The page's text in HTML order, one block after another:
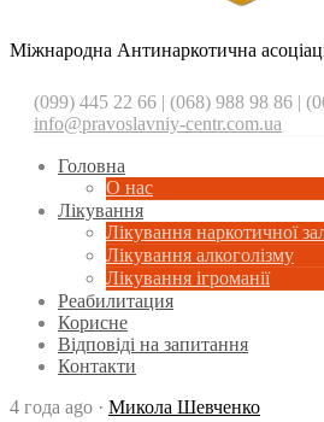
Міжнародна Антинаркотична
(099) 445 22 66 | (068) 988 98 86 |
info@pravoslavniy-centr.com.ua
Головна
О нас
Лікування
Лікування наркотичної
Лікування алкоголізму
Лікування ігроманії
Реабилитация
Корисне
Відповіді на запитання
Контакти
4 года ago · Микола Шевченко